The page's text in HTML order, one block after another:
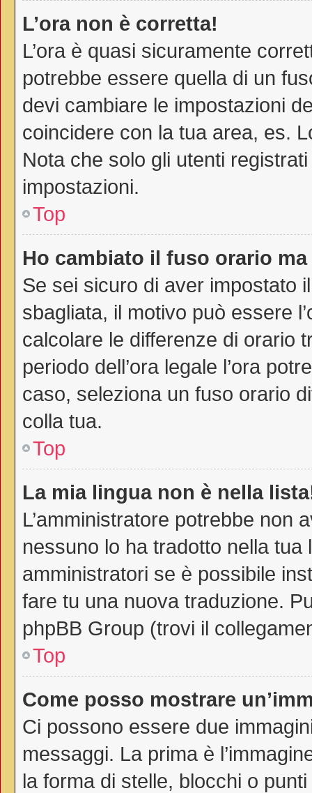
L’ora non è corretta!
L’ora è quasi sicuramente
potrebbe essere quella di un
devi cambiare le impostazioni
coincidere con la tua area, es.
Nota che solo gli utenti
impostazioni.
Top
Ho cambiato il fuso orario
Se sei sicuro di aver impostato
sbagliata, il motivo può essere
calcolare le differenze di orario
periodo dell’ora legale l’ora
caso, seleziona un fuso orario
colla tua.
Top
La mia lingua non è nella
L’amministratore potrebbe non
nessuno lo ha tradotto nella
amministratori se è possibile
fare tu una nuova traduzione.
phpBB Group (trovi il
Top
Come posso mostrare
Ci possono essere due
messaggi. La prima è
la forma di stelle, blocchi o